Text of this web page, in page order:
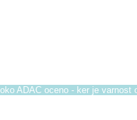
ADAC oceno - ker je varnost